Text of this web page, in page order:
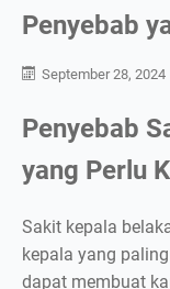
Penyebab
September 28, 2024
Penyebab
yang Perlu
Sakit kepala
kepala yang
dapat membuat